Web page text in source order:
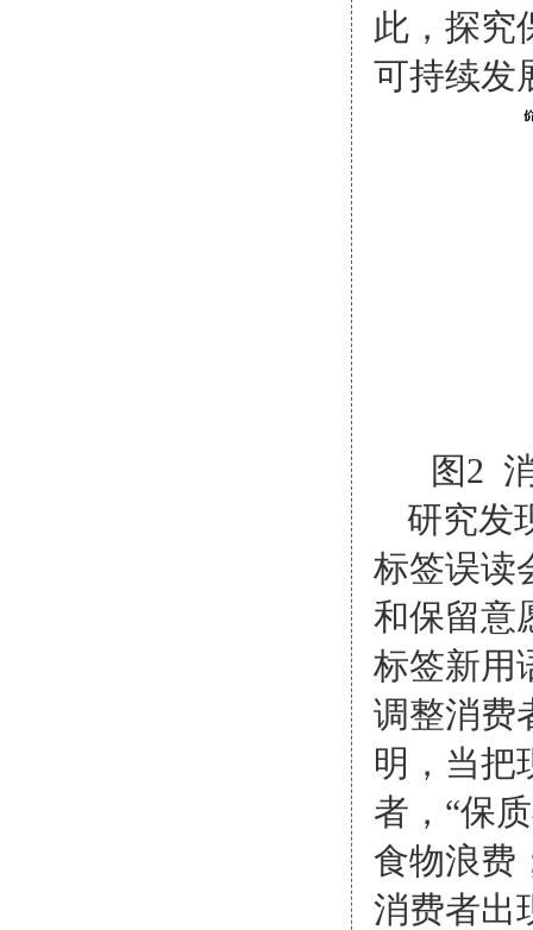
此，探究
可持续发
图2
研究发
标签误读
和保留意
标签新用
调整消费
明，当把
者，“保
食物浪费
消费者出